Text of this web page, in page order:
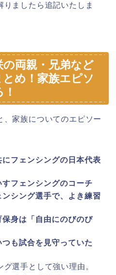
ましたら追記いたしま
の両親・兄弟など
め！家族エピソ
、家族についてのエピソー
フェンシングの日本代表
フェンシングのコーチ
シング選手で、よき練習
身は「自由にのびのび
も試合を見守っていた
選手として強い理由。